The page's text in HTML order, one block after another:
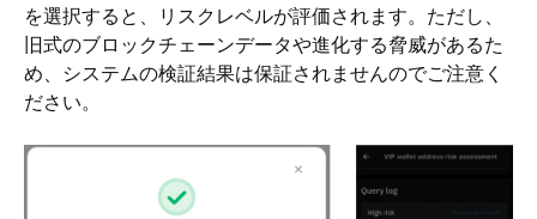
を選択すると、リスクレベルが評価されます。ただし、
旧式のブロックチェーンデータや進化する脅威があるた
め、システムの検証結果は保証されませんのでご注意く
ださい。